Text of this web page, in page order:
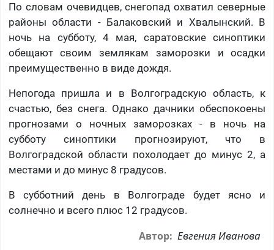
По словам очевидцев, снегопад охватил северные
районы области - Балаковский и Хвалынский. В
ночь на субботу, 4 мая, саратовские синоптики
обещают своим землякам заморозки и осадки
преимущественно в виде дождя.
Непогода пришла и в Волгоградскую область, к
счастью, без снега. Однако дачники обеспокоены
прогнозами о ночных заморозках - в ночь на
субботу синоптики прогнозируют, что в
Волгоградской области похолодает до минус 2, а
местами и до минус 8 градусов.
В субботний день в Волгограде будет ясно и
солнечно и всего плюс 12 градусов.
Автор: Евгения Иванова